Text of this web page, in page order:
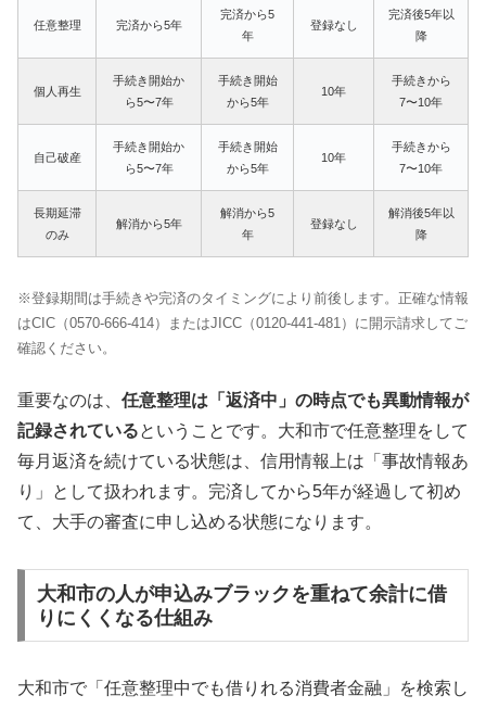
任意整理 完済から5年
完済から5
年
登録なし
完済後5年以
降
個人再生
手続き開始か
ら5〜7年
手続き開始
から5年
10年
手続きから
7〜10年
自己破産
手続き開始か
ら5〜7年
手続き開始
から5年
10年
手続きから
7〜10年
長期延滞
のみ
解消から5年
解消から5
年
登録なし
解消後5年以
降
※登録期間は手続きや完済のタイミングにより前後します。正確な情報
はCIC（0570-666-414）またはJICC（0120-441-481）に開示請求してご
確認ください。
重要なのは、 任意整理は「返済中」の時点でも異動情報が
記録されているということです。大和市で任意整理をして
毎月返済を続けている状態は、信用情報上は「事故情報あ
り」として扱われます。完済してから5年が経過して初め
て、大手の審査に申し込める状態になります。
大和市の人が申込みブラックを重ねて余計に借
りにくくなる仕組み
大和市で「任意整理中でも借りれる消費者金融」を検索し